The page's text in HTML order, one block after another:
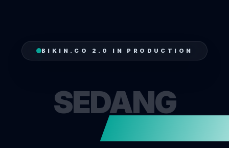
BIKIN.CO 2.0 IN PRODUCTION
SEDANG